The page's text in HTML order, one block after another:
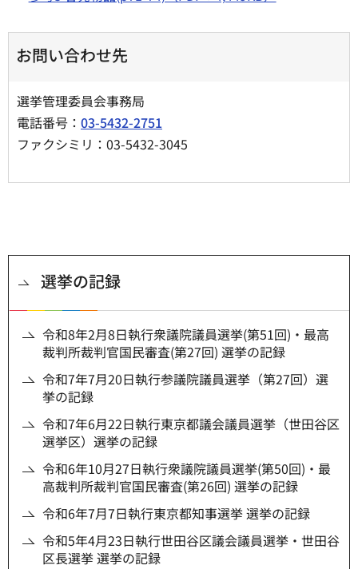
お問い合わせ先
選挙管理委員会事務局
電話番号： 03-5432-2751
ファクシミリ：03-5432-3045
選挙の記録
令和8年2月8日執行衆議院議員選挙(第51回)・最高
裁判所裁判官国民審査(第27回) 選挙の記録
令和7年7月20日執行参議院議員選挙（第27回）選
挙の記録
令和7年6月22日執行東京都議会議員選挙（世田谷区
選挙区）選挙の記録
令和6年10月27日執行衆議院議員選挙(第50回)・最
高裁判所裁判官国民審査(第26回) 選挙の記録
令和6年7月7日執行東京都知事選挙 選挙の記録
令和5年4月23日執行世田谷区議会議員選挙・世田谷
区長選挙 選挙の記録